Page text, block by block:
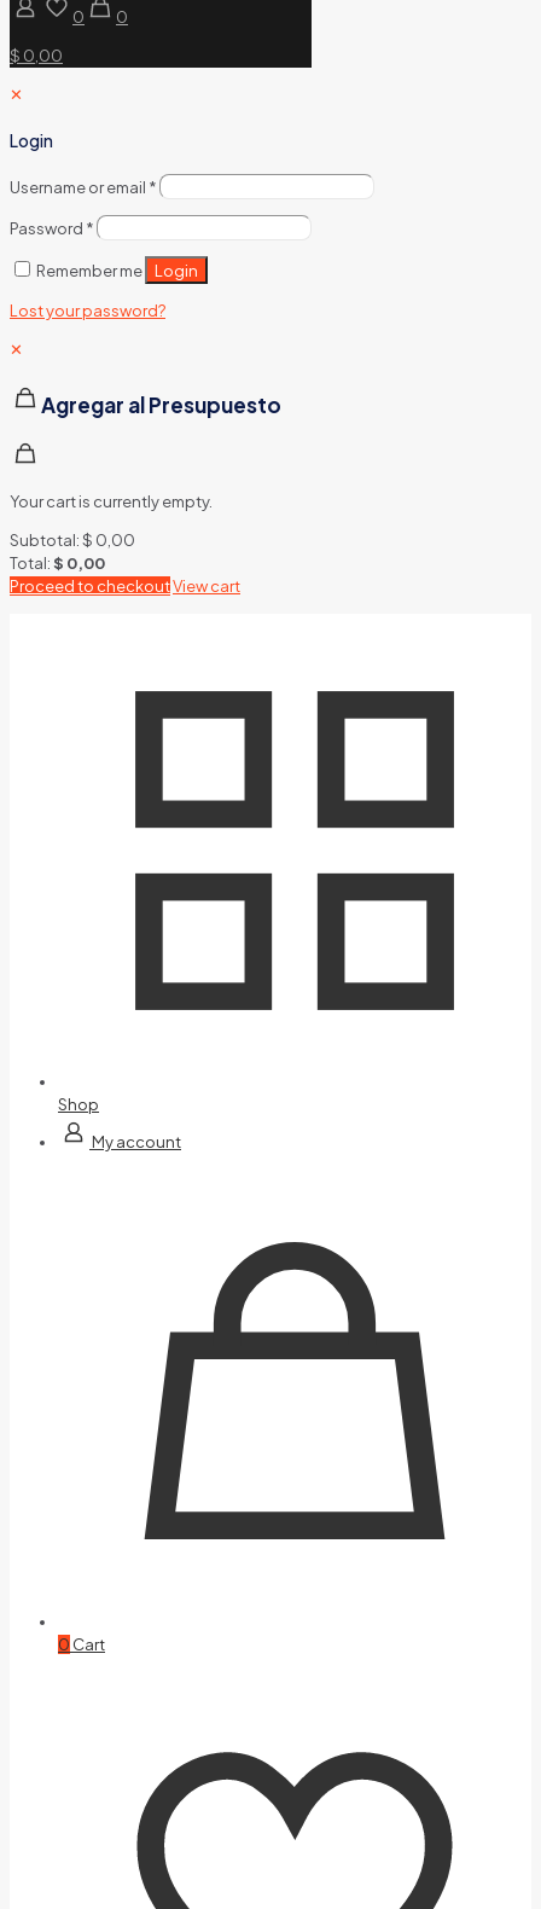
0
0
$ 0,00
✕
Login
Username or email *
Password *
Remember me Login
Lost your password?
✕
Agregar al Presupuesto
Your cart is currently empty.
Subtotal:$ 0,00
Total:$ 0,00
Proceed to checkoutView cart
Shop
My account
0 Cart